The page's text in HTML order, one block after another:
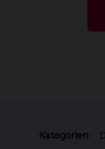
Kategorien: